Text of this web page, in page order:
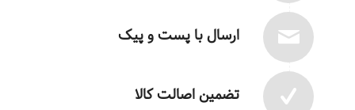
ارسال با پست و پیک
تضمین اصالت کالا